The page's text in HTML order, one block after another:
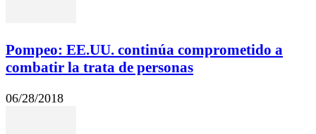
Pompeo: EE.UU. continúa comprometido a
combatir la trata de personas
06/28/2018